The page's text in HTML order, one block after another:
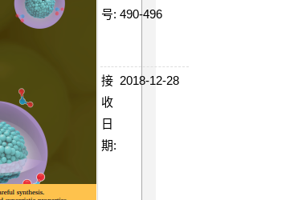
号: 490-496
接
收
日
期:
2018-12-28